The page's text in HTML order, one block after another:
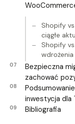
Shopify
ciągłe
Shopify
Bezpieczna
zachować
inwestycja dla
Bibliografia